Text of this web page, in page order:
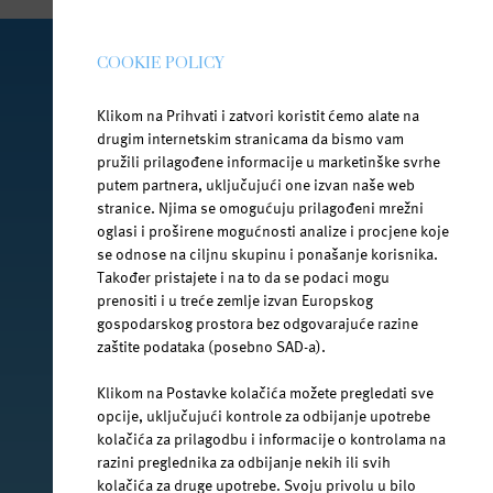
facebook.com/jana.water/
@janawater
youtube.com/jana-water
COOKIE POLICY
Klikom na Prihvati i zatvori koristit ćemo alate na
drugim internetskim stranicama da bismo vam
pružili prilagođene informacije u marketinške svrhe
putem partnera, uključujući one izvan naše web
stranice. Njima se omogućuju prilagođeni mrežni
oglasi i proširene mogućnosti analize i procjene koje
se odnose na ciljnu skupinu i ponašanje korisnika.
Također pristajete i na to da se podaci mogu
prenositi i u treće zemlje izvan Europskog
gospodarskog prostora bez odgovarajuće razine
zaštite podataka (posebno SAD-a).
Klikom na Postavke kolačića možete pregledati sve
opcije, uključujući kontrole za odbijanje upotrebe
kolačića za prilagodbu i informacije o kontrolama na
razini preglednika za odbijanje nekih ili svih
kolačića za druge upotrebe. Svoju privolu u bilo